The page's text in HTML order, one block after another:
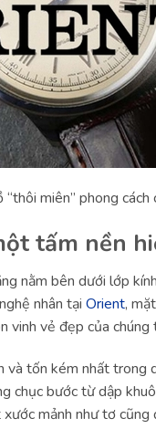
miên” phong cách
tấm nền
nằm bên dưới lớp
nhân tại Orient,
vẻ đẹp của
tốn kém nhất
chục bước từ dập
mảnh như tơ